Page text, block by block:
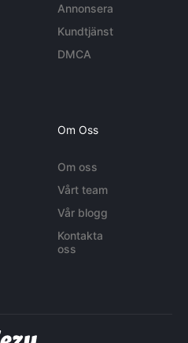
Annonsera
Kundtjänst
DMCA
Om Oss
Om oss
Vårt team
Vår blogg
Kontakta
oss